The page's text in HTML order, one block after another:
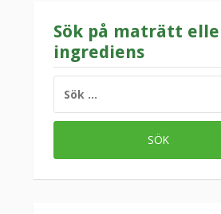
Sök på maträtt
ingrediens
EFTER: